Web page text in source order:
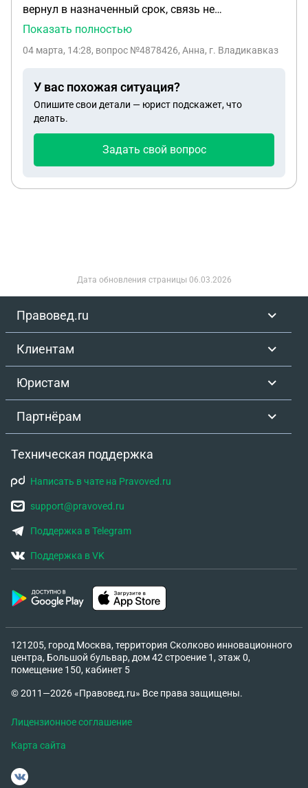
вернул в назначенный срок, связь не
поддерживаем. есть скриншоты переписок и
человеке знаю только имя фамилию. достаточно
если сейчас на него уже действует заявление по
ст 159 ук РФ? с момента как он должен был
вернуть деньги прошел месяц.
Показать полностью
04 марта, 14:28, вопрос №4878426, Анна, г. Владикавказ
У вас похожая ситуация?
Опишите свои детали — юрист подскажет, что
делать.
Задать свой вопрос
Дата обновления страницы 06.03.2026
Правовед.ru
Клиентам
Юристам
Партнёрам
Техническая поддержка
Написать в чате на Pravoved.ru
support@pravoved.ru
Поддержка в Telegram
Поддержка в VK
121205, город Москва, территория Сколково инновационного
центра, Большой бульвар, дом 42 строение 1, этаж 0,
помещение 150, кабинет 5
© 2011—2026 «Правовед.ru» Все права защищены.
Лицензионное соглашение
Карта сайта